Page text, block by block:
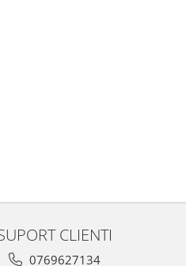
CLIENTI
0769627134